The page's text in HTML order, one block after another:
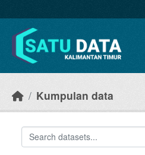
Kumpulan data